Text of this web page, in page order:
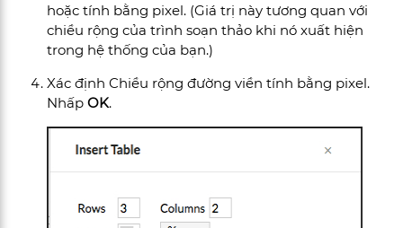
hoặc tính bằng pixel. (Giá trị này tương quan với
chiều rộng của trình soạn thảo khi nó xuất hiện
trong hệ thống của bạn.)
Xác định Chiều rộng đường viền tính bằng pixel.
NhấpOK.